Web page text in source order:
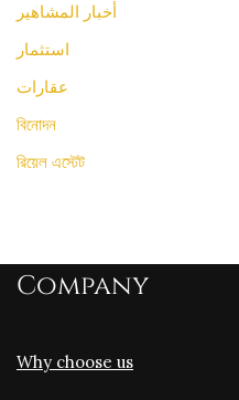
أخبار المشاهير
استثمار
عقارات
বিনোদন
রিয়েল এস্টেট
Company
Why choose us